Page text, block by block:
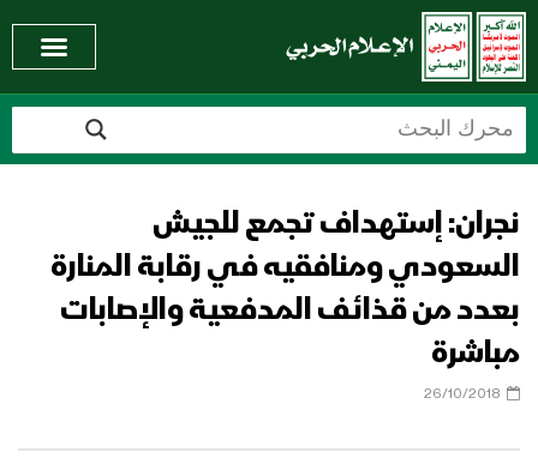
نجران: إستهداف تجمع للجيش
السعودي ومنافقيه في رقابة المنارة
بعدد من قذائف المدفعية والإصابات
مباشرة
26/10/2018